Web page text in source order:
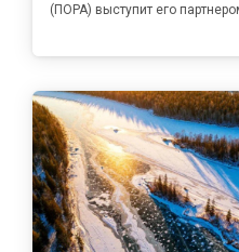
(ПОРА) выступит его